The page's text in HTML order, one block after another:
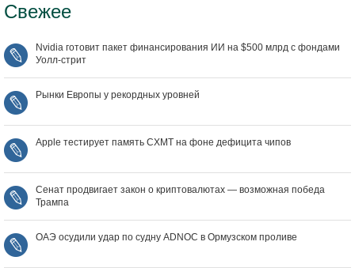
Свежее
Nvidia готовит пакет финансирования ИИ на $500 млрд с фондами
Уолл‑стрит
Рынки Европы у рекордных уровней
Apple тестирует память CXMT на фоне дефицита чипов
Сенат продвигает закон о криптовалютах — возможная победа
Трампа
ОАЭ осудили удар по судну ADNOC в Ормузском проливе